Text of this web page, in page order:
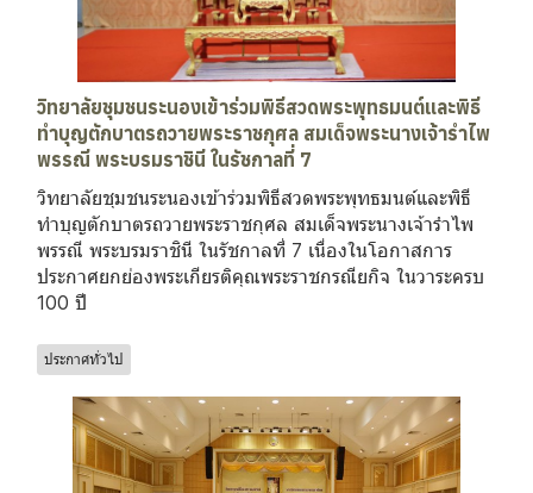
วิทยาลัยชุมชนระนองเข้าร่วมพิธีสวดพระพุทธมนต์และพิธี
ทำบุญตักบาตรถวายพระราชกุศล สมเด็จพระนางเจ้ารำไพ
พรรณี พระบรมราชินี ในรัชกาลที่ 7
วิทยาลัยชุมชนระนองเข้าร่วมพิธีสวดพระพุทธมนต์และพิธี
ทำบุญตักบาตรถวายพระราชกุศล สมเด็จพระนางเจ้ารำไพ
พรรณี พระบรมราชินี ในรัชกาลที่ 7 เนื่องในโอกาสการ
ประกาศยกย่องพระเกียรติคุณพระราชกรณียกิจ ในวาระครบ
100 ปี
ประกาศทั่วไป